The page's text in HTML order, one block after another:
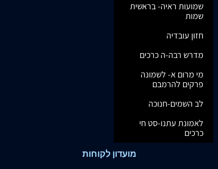
שמועות ראיה- בראשית
שמות
חזון עובדיה
מדרש רבה-ה כרכים
מי מרום א- לשמונה
פרקים להרמבם
לב השמים-חנוכה
לאמונת עתנו-סט חי
כרכים
מועדון לקוחות